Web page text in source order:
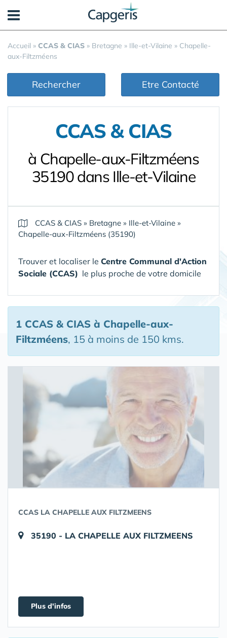
Accueil » CCAS & CIAS » Bretagne » Ille-et-Vilaine » Chapelle-
aux-Filtzméens
Rechercher Etre Contacté
CCAS & CIAS
à Chapelle-aux-Filtzméens
35190 dans Ille-et-Vilaine
CCAS & CIAS » Bretagne » Ille-et-Vilaine »
Chapelle-aux-Filtzméens (35190)
Trouver et localiser le Centre Communal d'Action
Sociale (CCAS) le plus proche de votre domicile
1 CCAS & CIAS à Chapelle-aux-
Filtzméens, 15 à moins de 150 kms.
CCAS LA CHAPELLE AUX FILTZMEENS
35190 - LA CHAPELLE AUX FILTZMEENS
Plus d'infos